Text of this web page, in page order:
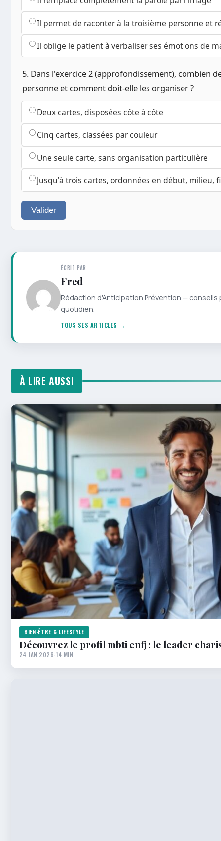
Il permet de raconter à la troisième personne et
Il oblige le patient à verbaliser ses émotions de
5. Dans l'exercice 2 (approfondissement), combien
personne et comment doit-elle les organiser ?
Deux cartes, disposées côte à côte
Cinq cartes, classées par couleur
Une seule carte, sans organisation particulière
Jusqu'à trois cartes, ordonnées en début, milieu,
Valider
ÉCRIT PAR
Fred
Rédaction d'Anticipation Prévention —
quotidien.
TOUS SES ARTICLES →
À LIRE AUSSI
BIEN-ÊTRE & LIFESTYLE
Découvrez le profil mbti enfj : le leader
24 JAN 2026·14 MIN